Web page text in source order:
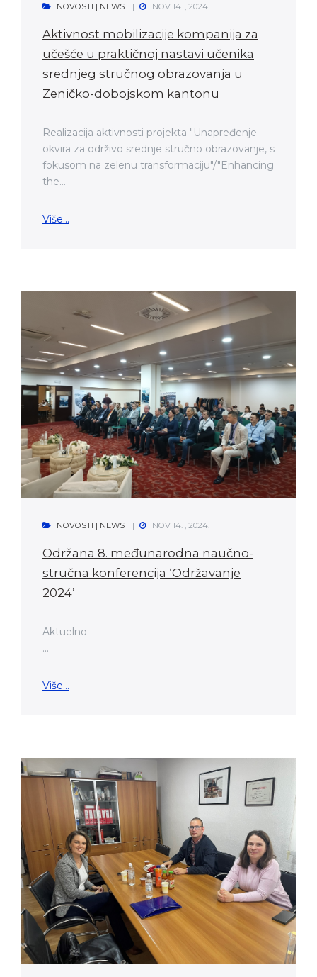
NOVOSTI | NEWS NOV 14. , 2024.
Aktivnost mobilizacije kompanija za
učešće u praktičnoj nastavi učenika
srednjeg stručnog obrazovanja u
Zeničko-dobojskom kantonu
Realizacija aktivnosti projekta "Unapređenje
okvira za održivo srednje stručno obrazovanje, s
fokusom na zelenu transformaciju"/"Enhancing
the...
Više...
NOVOSTI | NEWS NOV 14. , 2024.
Održana 8. međunarodna naučno-
stručna konferencija ‘Održavanje
2024’
Aktuelno
...
Više...